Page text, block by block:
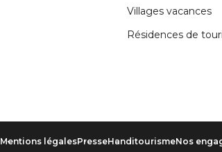
Villages vacances
Résidences de
Mentions légalesPresseHanditourismeNos